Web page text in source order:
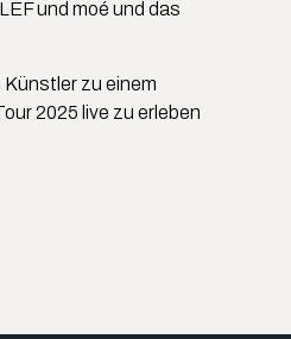
und moé und das
zu einem
2025 live zu erleben